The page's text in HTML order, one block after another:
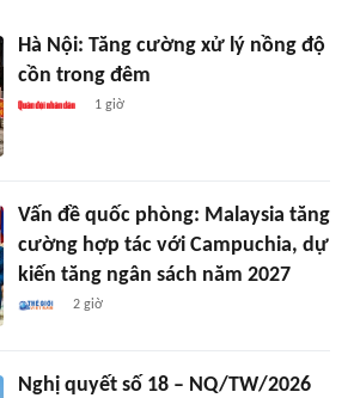
Hà Nội: Tăng cường xử lý nồng độ
cồn trong đêm
1 giờ
Vấn đề quốc phòng: Malaysia tăng
cường hợp tác với Campuchia, dự
kiến tăng ngân sách năm 2027
2 giờ
Nghị quyết số 18 – NQ/TW/2026